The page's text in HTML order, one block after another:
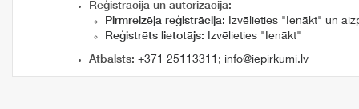
Reģistrācija un autorizācija:
Pirmreizēja reģistrācija: Izvēlieties "Ienākt" un
Reģistrēts lietotājs: Izvēlieties "Ienākt"
Atbalsts: +371 25113311 ; info@iepirkumi.lv